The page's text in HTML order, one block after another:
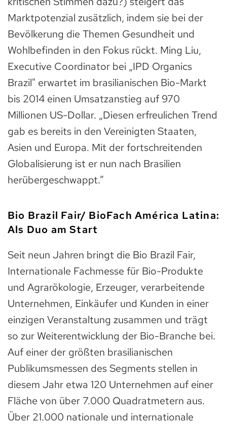
Marktpotenzial zusätzlich, indem sie bei der
Bevölkerung die Themen Gesundheit und
Wohlbefinden in den Fokus rückt. Ming Liu,
Executive Coordinator bei „IPD Organics
Brazil" erwartet im brasilianischen Bio-Markt
bis 2014 einen Umsatzanstieg auf 970
Millionen US-Dollar. „Diesen erfreulichen Trend
gab es bereits in den Vereinigten Staaten,
Asien und Europa. Mit der fortschreitenden
Globalisierung ist er nun nach Brasilien
herübergeschwappt.”
Bio Brazil Fair/ BioFach América Latina:
Als Duo am Start
Seit neun Jahren bringt die Bio Brazil Fair,
Internationale Fachmesse für Bio-Produkte
und Agrarökologie, Erzeuger, verarbeitende
Unternehmen, Einkäufer und Kunden in einer
einzigen Veranstaltung zusammen und trägt
so zur Weiterentwicklung der Bio-Branche bei.
Auf einer der größten brasilianischen
Publikumsmessen des Segments stellen in
diesem Jahr etwa 120 Unternehmen auf einer
Fläche von über 7.000 Quadratmetern aus.
Über 21.000 nationale und internationale